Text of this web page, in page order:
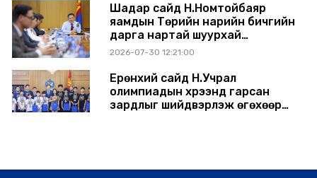
Шадар сайд Н.Номтойбаяр
яамдын Төрийн нарийн бичгийн
дарга нартай шуурхай
хуралдлаа
2026-07-30 12:21:00
Ерөнхий сайд Н.Учрал
олимпиадын хүрээнд гарсан
зардлыг шийдвэрлэж өгөхөөр